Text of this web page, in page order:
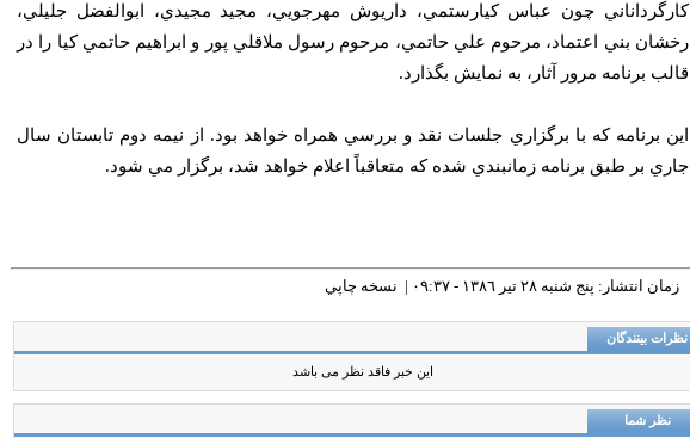
كارگرداناني چون عباس كيارستمي، داريوش مهرجويي، مجيد مجيدي، ابوالفضل جليلي،
رخشان بني اعتماد، مرحوم علي حاتمي، مرحوم رسول ملاقلي پور و ابراهيم حاتمي كيا را در
قالب برنامه مرور آثار، به نمايش بگذارد.
اين برنامه كه با برگزاري جلسات نقد و بررسي همراه خواهد بود. از نيمه دوم تابستان سال
جاري بر طبق برنامه زمانبندي شده كه متعاقباً اعلام خواهد شد، برگزار مي شود.
زمان انتشار: پنج شنبه ٢٨ تير ١٣٨٦ - ٠٩:٣٧ | نسخه چاپي
نظرات بینندگان
این خبر فاقد نظر می باشد
نظر شما